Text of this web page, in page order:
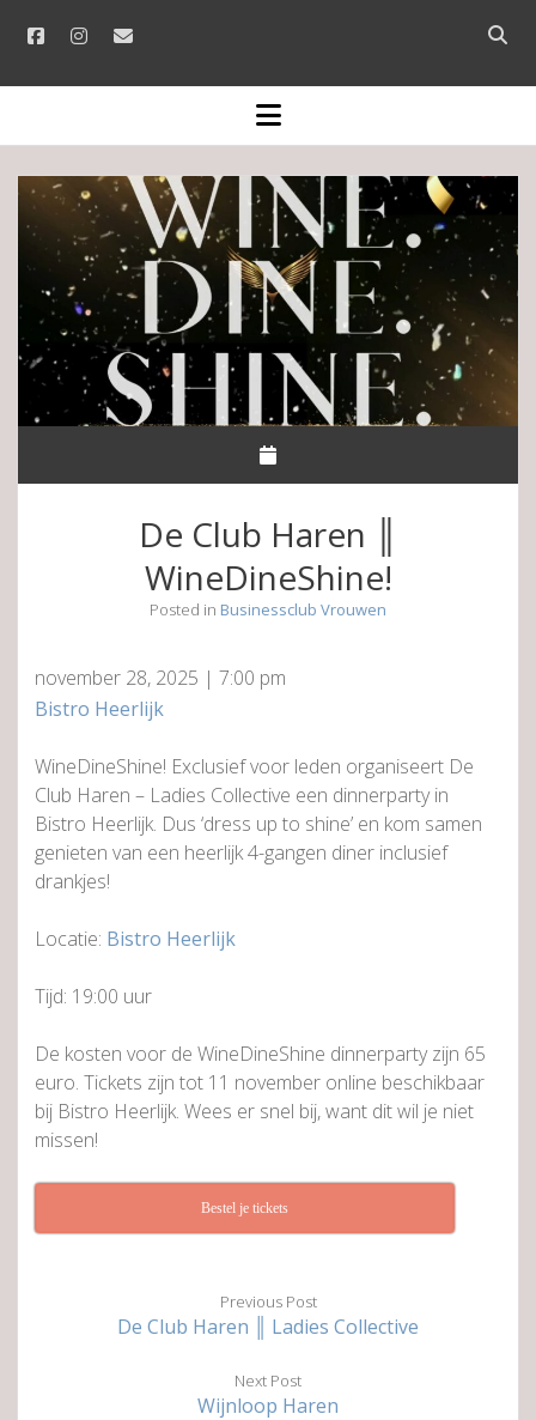
facebookinstagram
email
Open
bar
open
menu
De Club Haren ║
WineDineShine!
Posted in Businessclub Vrouwen
november 28, 2025 | 7:00 pm
Bistro Heerlijk
WineDineShine! Exclusief voor leden organiseert De
Club Haren – Ladies Collective een dinnerparty in
Bistro Heerlijk. Dus ‘dress up to shine’ en kom samen
genieten van een heerlijk 4-gangen diner inclusief
drankjes!
Locatie: Bistro Heerlijk
Tijd: 19:00 uur
De kosten voor de WineDineShine dinnerparty zijn 65
euro. Tickets zijn tot 11 november online beschikbaar
bij Bistro Heerlijk. Wees er snel bij, want dit wil je niet
missen!
Bestel je tickets
Previous Post
De Club Haren ║ Ladies Collective
Next Post
Wijnloop Haren